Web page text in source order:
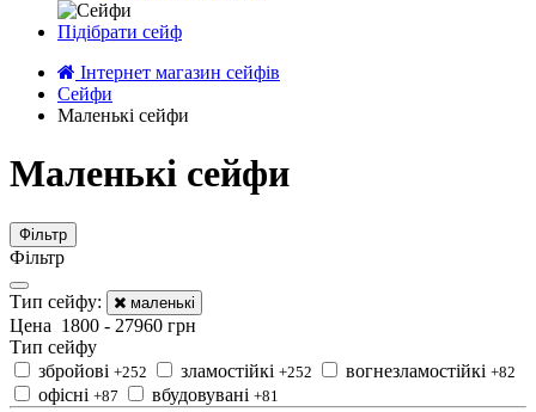
Підібрати сейф
Інтернет магазин сейфів
Сейфи
Маленькі сейфи
Маленькі сейфи
Фільтр
Фільтр
Тип сейфу: маленькі
Цена 1800 - 27960 грн
Тип сейфу
збройові +252 зламостійкі +252 вогнезламостійкі +82
офісні +87 вбудовувані +81